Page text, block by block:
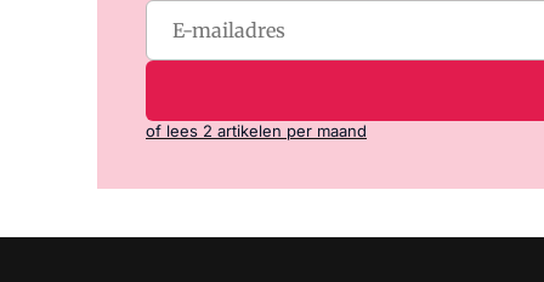
of lees 2 artikelen per maand